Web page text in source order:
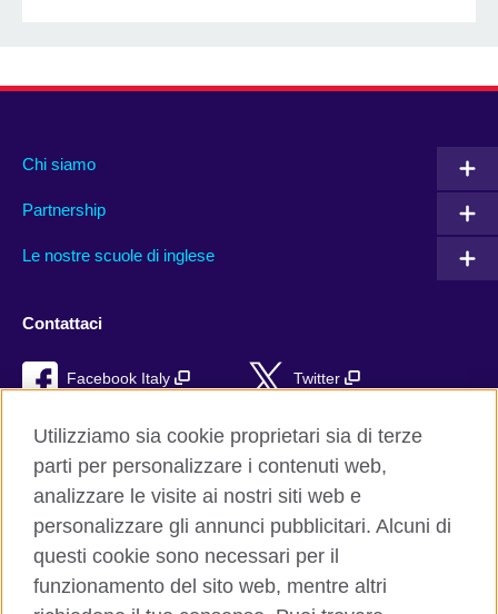
Chi siamo
Partnership
Le nostre scuole di inglese
Contattaci
Facebook Italy Twitter
YouTube TikTok
RSS
British Council global
Utilizziamo sia cookie proprietari sia di terze
parti per personalizzare i contenuti web,
analizzare le visite ai nostri siti web e
personalizzare gli annunci pubblicitari. Alcuni di
questi cookie sono necessari per il
funzionamento del sito web, mentre altri